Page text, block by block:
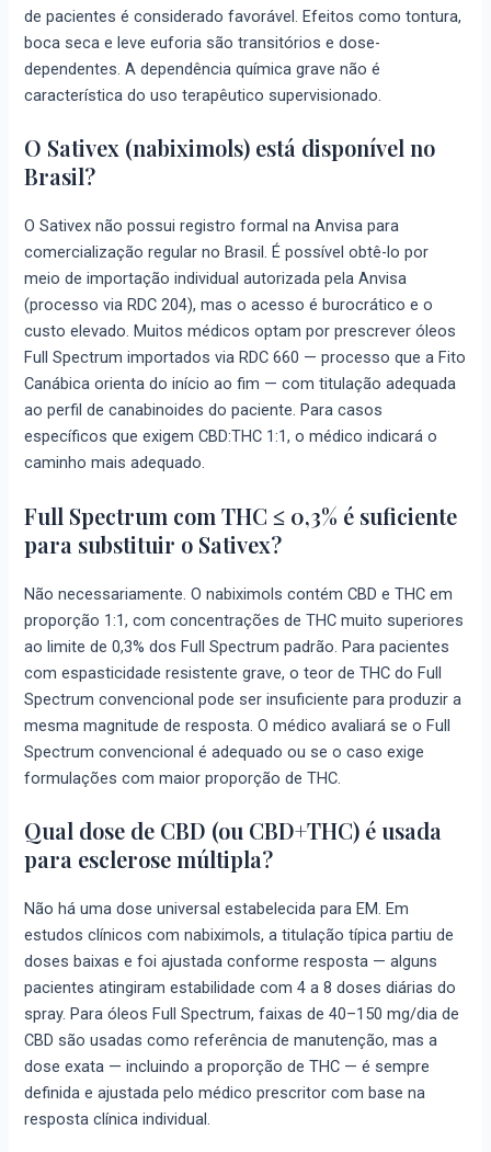
de pacientes é considerado favorável. Efeitos como tontura,
boca seca e leve euforia são transitórios e dose-
dependentes. A dependência química grave não é
característica do uso terapêutico supervisionado.
O Sativex (nabiximols) está disponível no
Brasil?
O Sativex não possui registro formal na Anvisa para
comercialização regular no Brasil. É possível obtê-lo por
meio de importação individual autorizada pela Anvisa
(processo via RDC 204), mas o acesso é burocrático e o
custo elevado. Muitos médicos optam por prescrever óleos
Full Spectrum importados via RDC 660 — processo que a Fito
Canábica orienta do início ao fim — com titulação adequada
ao perfil de canabinoides do paciente. Para casos
específicos que exigem CBD:THC 1:1, o médico indicará o
caminho mais adequado.
Full Spectrum com THC ≤ 0,3% é suficiente
para substituir o Sativex?
Não necessariamente. O nabiximols contém CBD e THC em
proporção 1:1, com concentrações de THC muito superiores
ao limite de 0,3% dos Full Spectrum padrão. Para pacientes
com espasticidade resistente grave, o teor de THC do Full
Spectrum convencional pode ser insuficiente para produzir a
mesma magnitude de resposta. O médico avaliará se o Full
Spectrum convencional é adequado ou se o caso exige
formulações com maior proporção de THC.
Qual dose de CBD (ou CBD+THC) é usada
para esclerose múltipla?
Não há uma dose universal estabelecida para EM. Em
estudos clínicos com nabiximols, a titulação típica partiu de
doses baixas e foi ajustada conforme resposta — alguns
pacientes atingiram estabilidade com 4 a 8 doses diárias do
spray. Para óleos Full Spectrum, faixas de 40–150 mg/dia de
CBD são usadas como referência de manutenção, mas a
dose exata — incluindo a proporção de THC — é sempre
definida e ajustada pelo médico prescritor com base na
resposta clínica individual.